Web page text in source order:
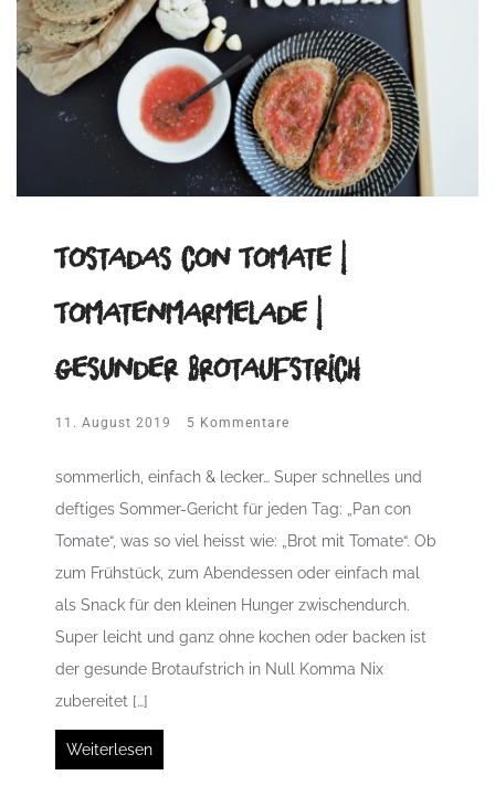
Tostadas con Tomate |
Tomatenmarmelade |
gesunder Brotaufstrich
11. August 2019 5 Kommentare
sommerlich, einfach & lecker… Super schnelles und
deftiges Sommer-Gericht für jeden Tag: „Pan con
Tomate“, was so viel heisst wie: „Brot mit Tomate“. Ob
zum Frühstück, zum Abendessen oder einfach mal
als Snack für den kleinen Hunger zwischendurch.
Super leicht und ganz ohne kochen oder backen ist
der gesunde Brotaufstrich in Null Komma Nix
zubereitet […]
Weiterlesen